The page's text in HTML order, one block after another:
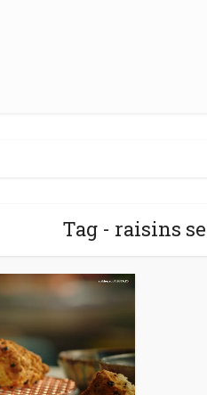
Tag - raisins